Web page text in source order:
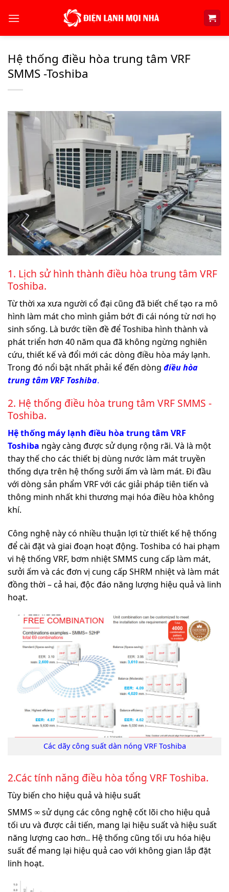
Hệ thống điều hòa trung tâm VRF
SMMS -Toshiba
1. Lịch sử hình thành điều hòa trung tâm VRF
Toshiba.
Từ thời xa xưa người cổ đại cũng đã biết chế tạo ra mô
hình làm mát cho mình giảm bớt đi cái nóng từ nơi họ
sinh sống. Là bước tiền đề để Toshiba hình thành và
phát triển hơn 40 năm qua đã không ngừng nghiên
cứu, thiết kế và đổi mới các dòng điều hòa máy lạnh.
Trong đó nổi bật nhất phải kể đến dòng điều hòa
trung tâm VRF Toshiba.
2. Hệ thống điều hòa trung tâm VRF SMMS -
Toshiba.
Hệ thống máy lạnh điều hòa trung tâm VRF
Toshiba ngày càng được sử dụng rộng rãi. Và là một
thay thế cho các thiết bị dùng nước làm mát truyền
thống dựa trên hệ thống sưởi ấm và làm mát. Đi đầu
với dòng sản phẩm VRF với các giải pháp tiên tiến và
thông minh nhất khi thương mại hóa điều hòa không
khí.
Công nghệ này có nhiều thuận lợi từ thiết kế hệ thống
để cài đặt và giai đoạn hoạt động. Toshiba có hai phạm
vi hệ thống VRF, bơm nhiệt SMMS cung cấp làm mát,
sưởi ấm và các đơn vị cung cấp SHRM nhiệt và làm mát
đồng thời – cả hai, độc đáo năng lượng hiệu quả và linh
hoạt.
Các dãy công suất dàn nóng VRF Toshiba
2.Các tính năng điều hòa tổng VRF Toshiba.
Tùy biến cho hiệu quả và hiệu suất
SMMS ∞ sử dụng các công nghệ cốt lõi cho hiệu quả
tối ưu và được cải tiến, mang lại hiệu suất và hiệu suất
năng lượng cao hơn.. Hệ thống cũng tối ưu hóa hiệu
suất để mang lại hiệu quả cao với không gian lắp đặt
linh hoạt.